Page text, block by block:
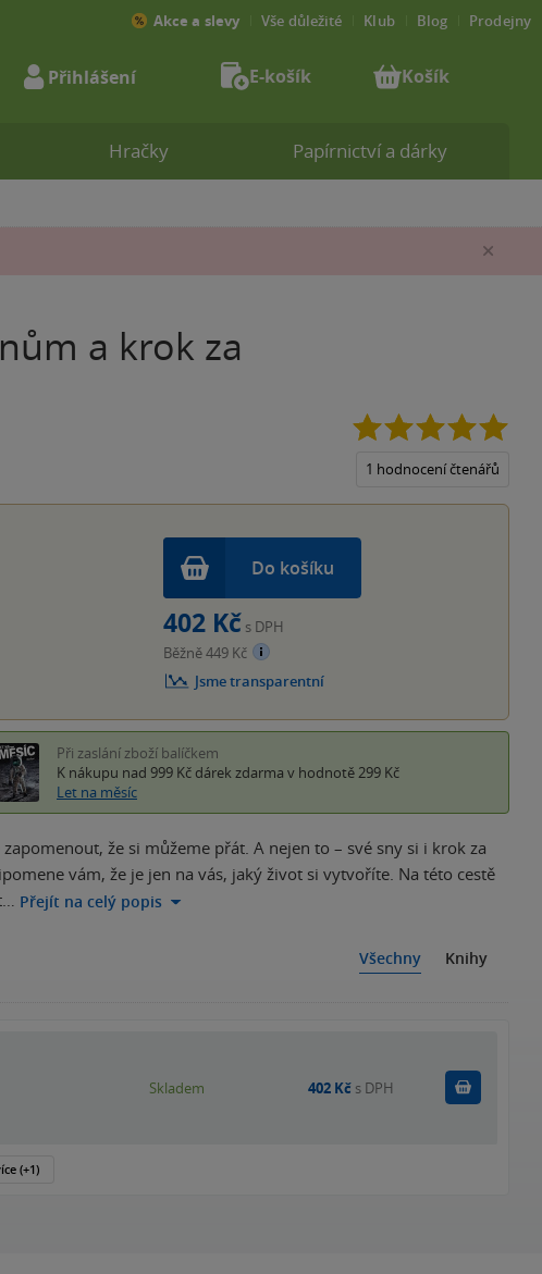
a krok za
1 hodnocení čtenářů
Do košíku
402 Kč s DPH
Běžně 449 Kč
Jsme transparentní
Při zaslání zboží balíčkem
K nákupu nad 999 Kč dárek zdarma v hodnotě 299 Kč
Let na měsíc
že si můžeme přát. A nejen to – své sny si i krok za
vám, že je jen na vás, jaký život si vytvoříte. Na této cestě
Přejít na celý popis
Všechny Knihy
Skladem 402 Kč s DPH
(+1)
Hračky Papírnictví a dárky
Akce a slevy Vše důležité Klub Blog Prodejny
Přihlášení E-košík Košík